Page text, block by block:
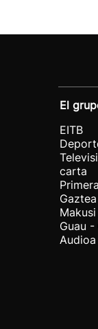
El
EITB
carta
Gaztea
Makusi
Guau -
Audioa